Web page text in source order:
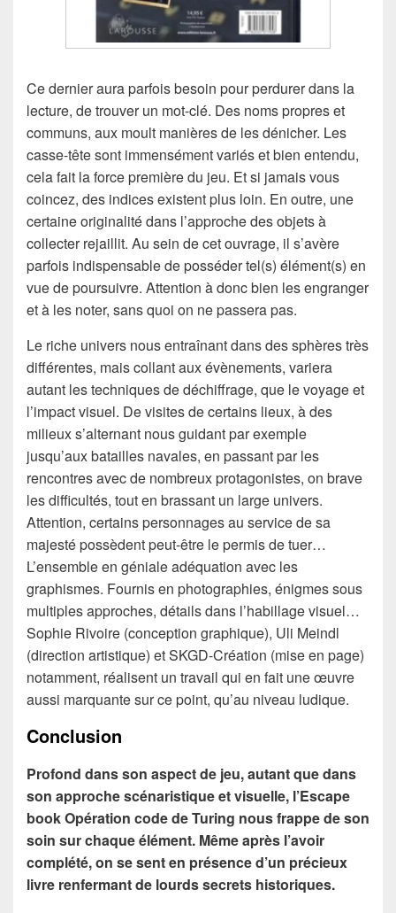
Ce dernier aura parfois besoin pour perdurer dans la
lecture, de trouver un mot-clé. Des noms propres et
communs, aux moult manières de les dénicher. Les
casse-tête sont immensément variés et bien entendu,
cela fait la force première du jeu. Et si jamais vous
coincez, des indices existent plus loin. En outre, une
certaine originalité dans l’approche des objets à
collecter rejaillit. Au sein de cet ouvrage, il s’avère
parfois indispensable de posséder tel(s) élément(s) en
vue de poursuivre. Attention à donc bien les engranger
et à les noter, sans quoi on ne passera pas.
Le riche univers nous entraînant dans des sphères très
différentes, mais collant aux évènements, variera
autant les techniques de déchiffrage, que le voyage et
l’impact visuel. De visites de certains lieux, à des
milieux s’alternant nous guidant par exemple
jusqu’aux batailles navales, en passant par les
rencontres avec de nombreux protagonistes, on brave
les difficultés, tout en brassant un large univers.
Attention, certains personnages au service de sa
majesté possèdent peut-être le permis de tuer…
L’ensemble en géniale adéquation avec les
graphismes. Fournis en photographies, énigmes sous
multiples approches, détails dans l’habillage visuel…
Sophie Rivoire (conception graphique), Uli Meindl
(direction artistique) et SKGD-Création (mise en page)
notamment, réalisent un travail qui en fait une œuvre
aussi marquante sur ce point, qu’au niveau ludique.
Conclusion
Profond dans son aspect de jeu, autant que dans
son approche scénaristique et visuelle, l’Escape
book Opération code de Turing nous frappe de son
soin sur chaque élément. Même après l’avoir
complété, on se sent en présence d’un précieux
livre renfermant de lourds secrets historiques.